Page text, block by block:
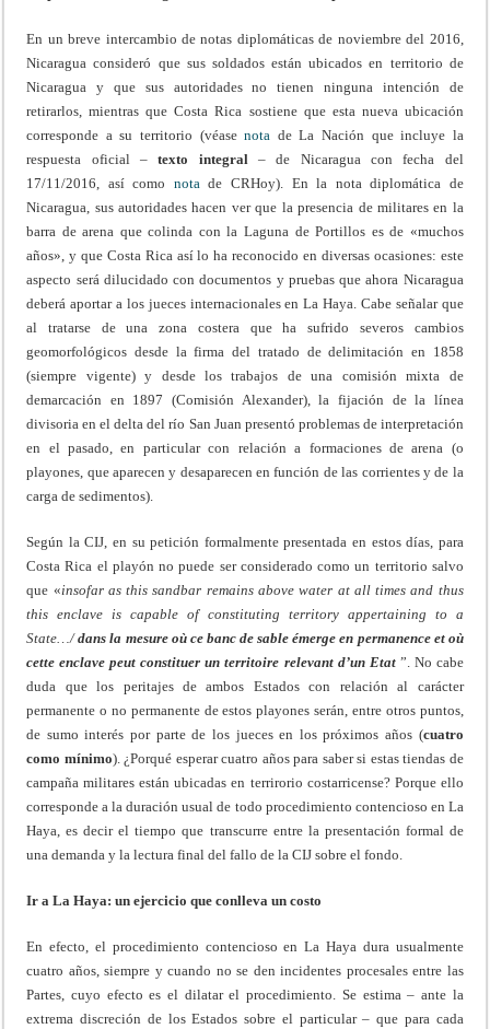
En un breve intercambio de notas diplomáticas de noviembre del 2016,
Nicaragua consideró que sus soldados están ubicados en territorio de
Nicaragua y que sus autoridades no tienen ninguna intención de
retirarlos, mientras que Costa Rica sostiene que esta nueva ubicación
corresponde a su territorio (véasenota de La Nación que incluye la
respuesta oficial –texto integral– de Nicaragua con fecha del
17/11/2016, así como notade CRHoy). En la nota diplomática de
Nicaragua, sus autoridades hacen ver que la presencia de militares en la
barra de arena que colinda con la Laguna de Portillos es de «muchos
años», y que Costa Rica así lo ha reconocido en diversas ocasiones: este
aspecto será dilucidado con documentos y pruebas que ahora Nicaragua
deberá aportar a los jueces internacionales en La Haya. Cabe señalar que
al tratarse de una zona costera que ha sufrido severos cambios
geomorfológicos desde la firma del tratado de delimitación en 1858
(siempre vigente) y desde los trabajos de una comisión mixta de
demarcación en 1897 (Comisión Alexander), la fijación de la línea
divisoria en el delta del río San Juan presentó problemas de interpretación
en el pasado, en particular con relación a formaciones de arena (o
playones, que aparecen y desaparecen en función de las corrientes y de la
carga de sedimentos).
Según la CIJ, en su petición formalmente presentada en estos días, para
Costa Rica el playón no puede ser considerado como un territorio salvo
que «insofar as this sandbar remains above water at all times and thus
this enclave is capable of constituting territory appertaining to a
State…/dans la mesure où ce banc de sable émerge en permanence et où
cette enclave peut constituer un territoire relevant d’un Etat ”. No cabe
duda que los peritajes de ambos Estados con relación al carácter
permanente o no permanente de estos playones serán, entre otros puntos,
de sumo interés por parte de los jueces en los próximos años (cuatro
como mínimo). ¿Porqué esperar cuatro años para saber si estas tiendas de
campaña militares están ubicadas en terrirorio costarricense? Porque ello
corresponde a la duración usual de todo procedimiento contencioso en La
Haya, es decir el tiempo que transcurre entre la presentación formal de
una demanda y la lectura final del fallo de la CIJ sobre el fondo.
Ir a La Haya: un ejercicio que conlleva un costo
En efecto, el procedimiento contencioso en La Haya dura usualmente
cuatro años, siempre y cuando no se den incidentes procesales entre las
Partes, cuyo efecto es el dilatar el procedimiento. Se estima – ante la
extrema discreción de los Estados sobre el particular – que para cada